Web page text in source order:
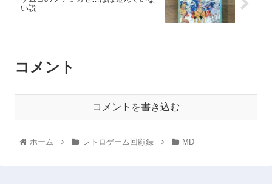
い説
コメント
コメントを書き込む
ホーム レトロゲーム回顧録 MD